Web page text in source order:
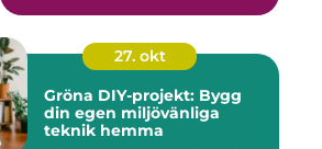
27. okt
Gröna DIY-projekt: Bygg
din egen miljövänliga
teknik hemma